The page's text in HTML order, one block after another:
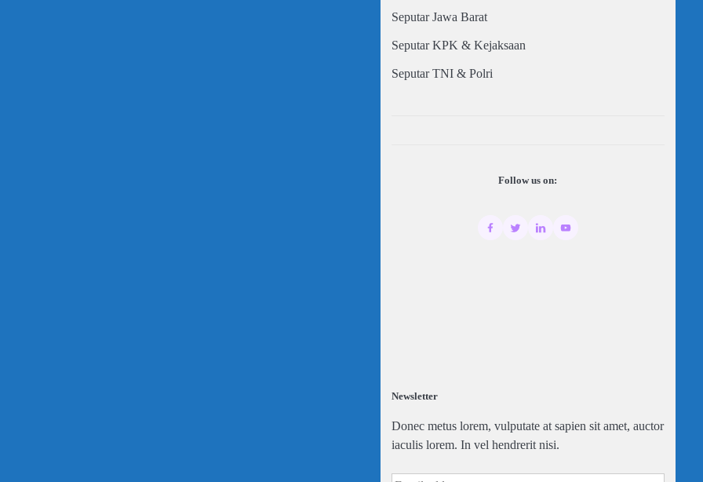
Seputar Jawa Barat
Seputar KPK & Kejaksaan
Seputar TNI & Polri
Follow us on:
Newsletter
Donec metus lorem, vulputate at sapien sit amet, auctor
iaculis lorem. In vel hendrerit nisi.